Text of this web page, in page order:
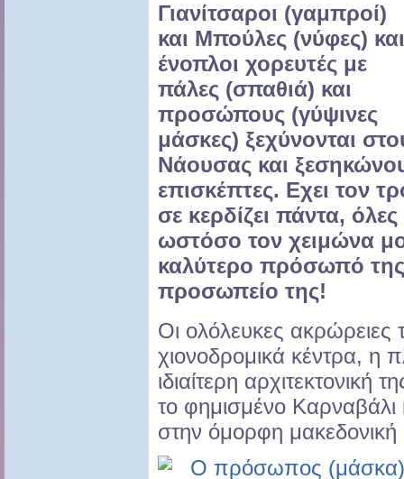
Γιανίτσαροι (γαμπροί)
και Μπούλες (νύφες) και
ένοπλοι χορευτές με
πάλες (σπαθιά) και
προσώπους (γύψινες
μάσκες) ξεχύνονται
Νάουσας και
επισκέπτες. Εχει τον
σε κερδίζει πάντα,
ωστόσο τον χειμώνα
καλύτερο πρόσωπό
προσωπείο της!
Οι ολόλευκες ακρώρειες
χιονοδρομικά κέντρα, η
ιδιαίτερη
το φημισμένο
στην όμορφη μακεδονική